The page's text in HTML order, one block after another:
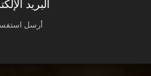
البريد
أرسل